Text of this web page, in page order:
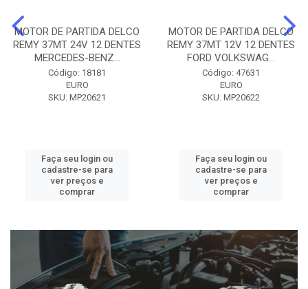
MOTOR DE PARTIDA DELCO
REMY 37MT 24V 12 DENTES
MERCEDES-BENZ...
Código: 18181
EURO
SKU: MP20621
Faça seu login ou
cadastre-se para
ver preços e
comprar
MOTOR DE PARTIDA DELCO
REMY 37MT 12V 12 DENTES
FORD VOLKSWAG...
Código: 47631
EURO
SKU: MP20622
Faça seu login ou
cadastre-se para
ver preços e
comprar